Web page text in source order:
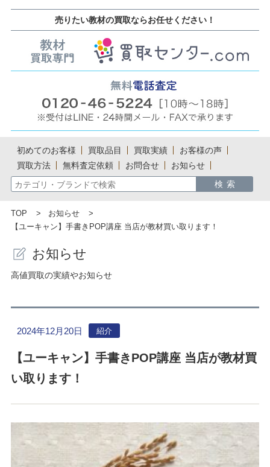
売りたい教材の買取ならお任せください！
初めてのお客様 買取品目 買取実績
お客様の声
買取方法
無料査定依頼 お問合せ お知らせ
TOP
お知らせ
【ユーキャン】手書きPOP講座 当店が教材買い取ります！
お知らせ
高値買取の実績やお知らせ
【ユーキャン】手書きPOP講座 当店が教材買
い取ります！
2024年12月20日 紹介